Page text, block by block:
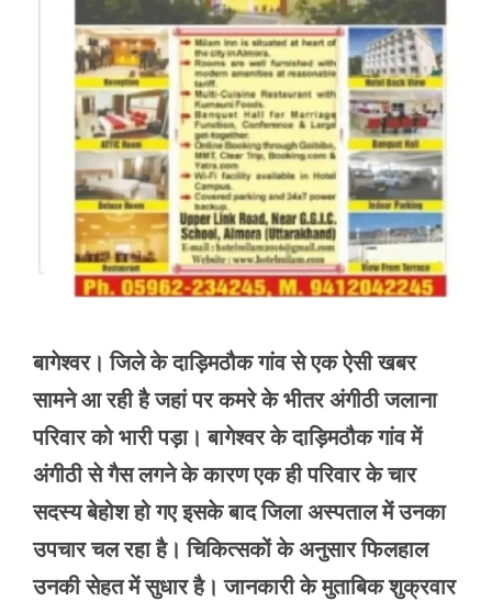
बागेश्वर। जिले के दाड़िमठौक गांव से एक ऐसी खबर
सामने आ रही है जहां पर कमरे के भीतर अंगीठी जलाना
परिवार को भारी पड़ा। बागेश्वर के दाड़िमठौक गांव में
अंगीठी से गैस लगने के कारण एक ही परिवार के चार
सदस्य बेहोश हो गए इसके बाद जिला अस्पताल में उनका
उपचार चल रहा है। चिकित्सकों के अनुसार फिलहाल
उनकी सेहत में सुधार है। जानकारी के मुताबिक शुक्रवार